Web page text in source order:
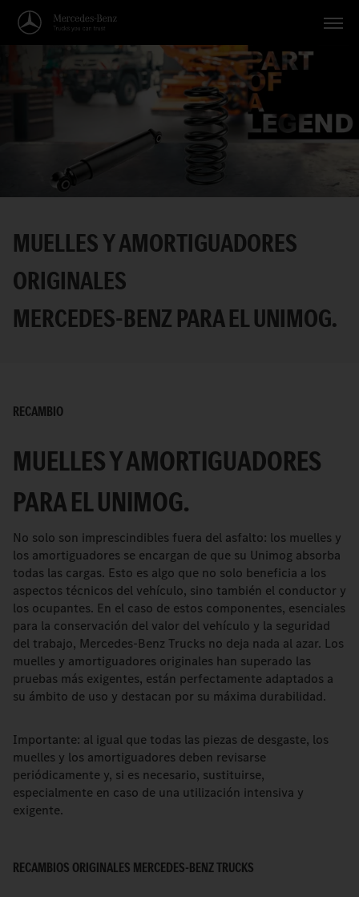
Vehículos
Aplicaciones
Servicio
Español
MUELLES Y AMORTIGUADORES
ORIGINALES
MERCEDES-BENZ PARA EL UNIMOG.
RECAMBIO
MUELLES Y AMORTIGUADORES
PARA EL UNIMOG.
No solo son imprescindibles fuera del asfalto: los muelles y
los amortiguadores se encargan de que su Unimog absorba
todas las cargas. Esto es algo que no solo beneficia a los
aspectos técnicos del vehículo, sino también el conductor y
los ocupantes. En el caso de estos componentes, esenciales
para la conservación del valor del vehículo y la seguridad
del trabajo, Mercedes-Benz Trucks no deja nada al azar. Los
muelles y amortiguadores originales han superado las
pruebas más exigentes, están perfectamente adaptados a
su ámbito de uso y destacan por su máxima durabilidad.
Importante: al igual que todas las piezas de desgaste, los
muelles y los amortiguadores deben revisarse
periódicamente y, si es necesario, sustituirse,
especialmente en caso de una utilización intensiva y
exigente.
RECAMBIOS ORIGINALES MERCEDES-BENZ TRUCKS